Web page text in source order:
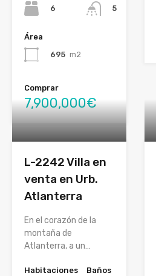
6
5
Área
695 m2
Comprar
7,900,000€
L-2242 Villa en
venta en Urb.
Atlanterra
En el corazón de la
montaña de
Atlanterra, a un…
Habitaciones
Baños